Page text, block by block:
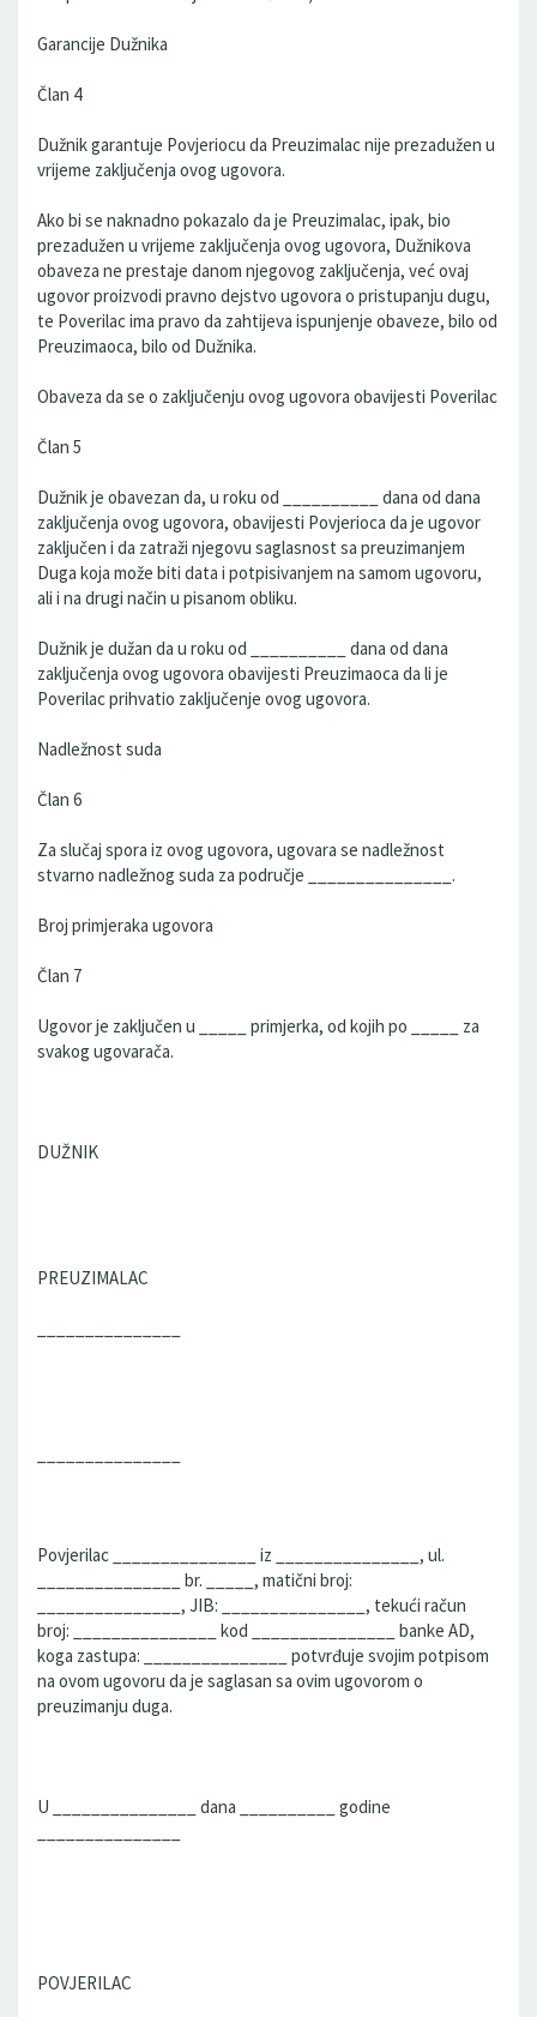
Garancije Dužnika
Član 4
Dužnik garantuje Povjeriocu da Preuzimalac nije prezadužen u
vrijeme zaključenja ovog ugovora.
Ako bi se naknadno pokazalo da je Preuzimalac, ipak, bio
prezadužen u vrijeme zaključenja ovog ugovora, Dužnikova
obaveza ne prestaje danom njegovog zaključenja, već ovaj
ugovor proizvodi pravno dejstvo ugovora o pristupanju dugu,
te Poverilac ima pravo da zahtijeva ispunjenje obaveze, bilo od
Preuzimaoca, bilo od Dužnika.
Obaveza da se o zaključenju ovog ugovora obavijesti Poverilac
Član 5
Dužnik je obavezan da, u roku od __________ dana od dana
zaključenja ovog ugovora, obavijesti Povjerioca da je ugovor
zaključen i da zatraži njegovu saglasnost sa preuzimanjem
Duga koja može biti data i potpisivanjem na samom ugovoru,
ali i na drugi način u pisanom obliku.
Dužnik je dužan da u roku od __________ dana od dana
zaključenja ovog ugovora obavijesti Preuzimaoca da li je
Poverilac prihvatio zaključenje ovog ugovora.
Nadležnost suda
Član 6
Za slučaj spora iz ovog ugovora, ugovara se nadležnost
stvarno nadležnog suda za područje _______________.
Broj primjeraka ugovora
Član 7
Ugovor je zaključen u _____ primjerka, od kojih po _____ za
svakog ugovarača.
DUŽNIK
PREUZIMALAC
Povjerilac _______________ iz _______________, ul.
_______________ br. _____, matični broj:
_______________, JIB: _______________, tekući račun
broj: _______________ kod _______________ banke AD,
koga zastupa: _______________ potvrđuje svojim potpisom
na ovom ugovoru da je saglasan sa ovim ugovorom o
preuzimanju duga.
U _______________ dana __________ godine
POVJERILAC